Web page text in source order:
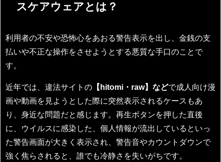
スケアウェアとは？
利用者の不安や恐怖心をあおる警告表示を出し、金銭の支
払いや不正な操作をさせようとする悪質な手口のことで
す。
近年では、違法サイトの 【hitomi・raw】などで成人向け漫
画や動画を見ようとした際に突然表示されるケースもあ
り、身近な問題だと感じます。再生ボタンを押した直後
に、ウイルスに感染した、個人情報が流出しているといっ
た警告画面が大きく表示され、警告音やカウントダウンで
強く焦らされると、誰でも冷静さを失いがちです。